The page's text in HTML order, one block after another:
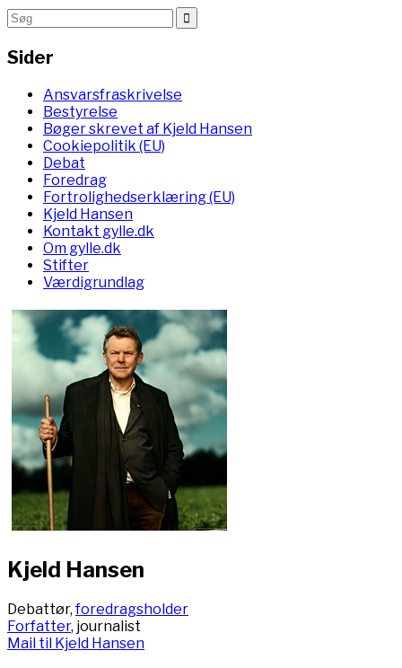
Sider
Ansvarsfraskrivelse
Bestyrelse
Bøger skrevet af Kjeld Hansen
Cookiepolitik (EU)
Debat
Foredrag
Fortrolighedserklæring (EU)
Kjeld Hansen
Kontakt gylle.dk
Om gylle.dk
Stifter
Værdigrundlag
Kjeld Hansen
Debattør,foredragsholder
Forfatter, journalist
Mail til Kjeld Hansen